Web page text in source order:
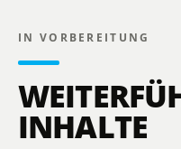
IN VORBEREITUNG
INHALTE